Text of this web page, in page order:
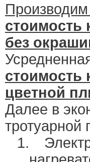
стоимость
без
стоимость
цветной
Далее в
1.